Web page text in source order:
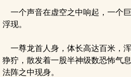
一个声音在虚空之中响起，一个
浮现。
一尊龙首人身，体长高达百米，
狰狞，散发着一股半神级数恐怖气
法阵之中现身。